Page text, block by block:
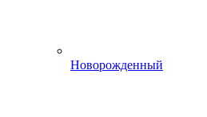
Новорожденный